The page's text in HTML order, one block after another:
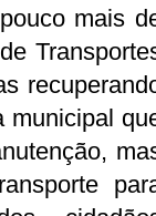
mais
municipal